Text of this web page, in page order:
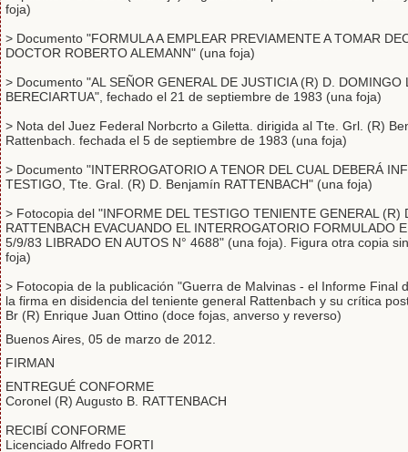
foja)
> Documento "FORMULA A EMPLEAR PREVIAMENTE A TOMAR
DOCTOR ROBERTO ALEMANN" (una foja)
> Documento "AL SEÑOR GENERAL DE JUSTICIA (R) D. DOMINGO
BERECIARTUA", fechado el 21 de septiembre de 1983 (una foja)
> Nota del Juez Federal Norbcrto a Giletta. dirigida al Tte. Grl. (R)
Rattenbach. fechada el 5 de septiembre de 1983 (una foja)
> Documento "INTERROGATORIO A TENOR DEL CUAL DEBERÁ
TESTIGO, Tte. Gral. (R) D. Benjamín RATTENBACH" (una foja)
> Fotocopia del "INFORME DEL TESTIGO TENIENTE GENERAL (R)
RATTENBACH EVACUANDO EL INTERROGATORIO FORMULADO
5/9/83 LIBRADO EN AUTOS N° 4688" (una foja). Figura otra copia
foja)
> Fotocopia de la publicación "Guerra de Malvinas - el Informe Final
la firma en disidencia del teniente general Rattenbach y su crítica
Br (R) Enrique Juan Ottino (doce fojas, anverso y reverso)
Buenos Aires, 05 de marzo de 2012.
FIRMAN
ENTREGUÉ CONFORME
Coronel (R) Augusto B. RATTENBACH
RECIBÍ CONFORME
Licenciado Alfredo FORTI